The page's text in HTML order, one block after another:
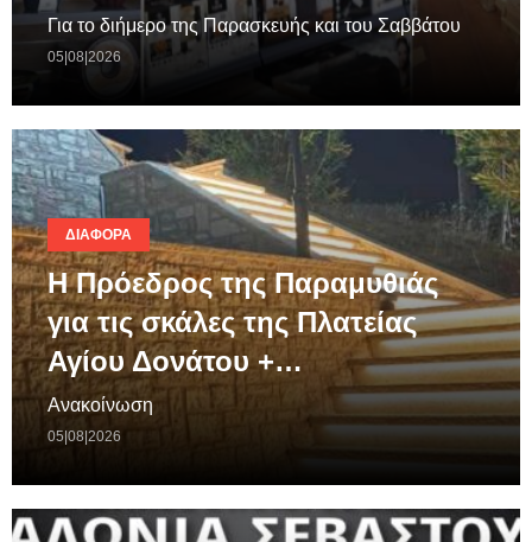
Για το διήμερο της Παρασκευής και του Σαββάτου
05|08|2026
ΔΙΆΦΟΡΑ
Η Πρόεδρος της Παραμυθιάς
για τις σκάλες της Πλατείας
Αγίου Δονάτου +…
Ανακοίνωση
05|08|2026